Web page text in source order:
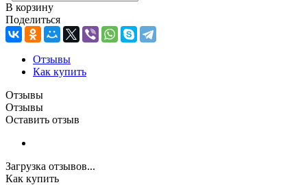
В корзину
Поделиться
Отзывы
Как купить
Отзывы
Отзывы
Оставить отзыв
Загрузка отзывов...
Как купить